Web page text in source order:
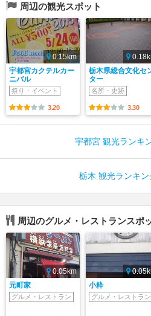
周辺の観光スポット
0.15km
宇都宮カクテルカー
ニバル
祭り・イベント
3.20
栃木県総合文化セ
ター
名所・史跡
3.30
宇都宮 観光ランキ
栃木 観光ランキン
周辺のグルメ・レストランスポ
0.05km
元町家
グルメ・レストラン
小粋
グルメ・レストラン